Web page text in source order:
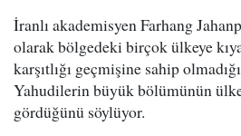
İranlı akademisyen Farhang
olarak bölgedeki birçok ülkeye
karşıtlığı geçmişine sahip
Yahudilerin büyük bölümünün
gördüğünü söylüyor.